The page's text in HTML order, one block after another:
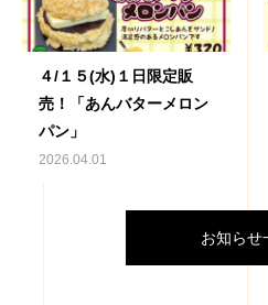
４/１５(水)１日限定販
売！「あんバターメロン
パン」
2026.04.01
お知らせ